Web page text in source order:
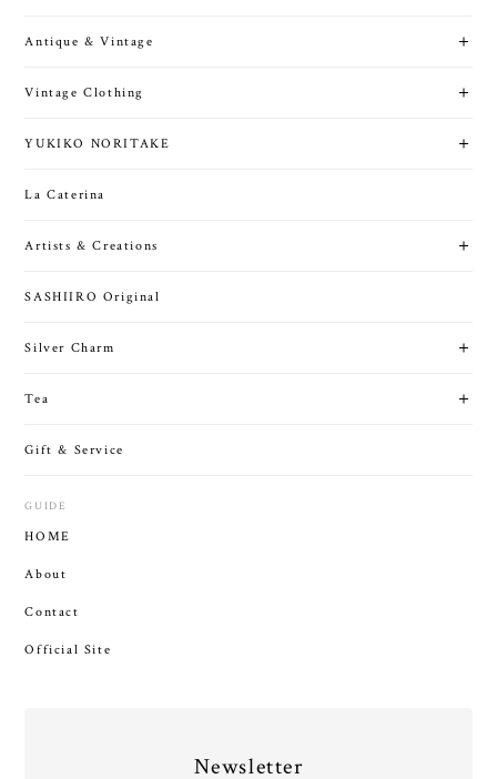
Antique & Vintage
Vintage Clothing
YUKIKO NORITAKE
La Caterina
Artists & Creations
SASHIIRO Original
Silver Charm
Tea
Gift & Service
GUIDE
HOME
About
Contact
Official Site
Newsletter